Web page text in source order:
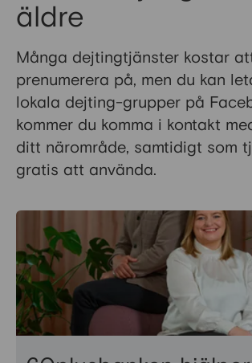
äldre
Många dejtingtjänster kostar
prenumerera på, men du kan
lokala dejting-grupper på
kommer du komma i kontakt
ditt närområde, samtidigt som
gratis att använda.